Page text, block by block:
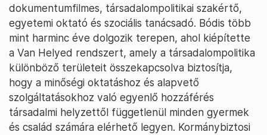
dokumentumfilmes, társadalompolitikai szakértő,
egyetemi oktató és szociális tanácsadó. Bódis több
mint harminc éve dolgozik terepen, ahol kiépítette
a Van Helyed rendszert, amely a társadalompolitika
különböző területeit összekapcsolva biztosítja,
hogy a minőségi oktatáshoz és alapvető
szolgáltatásokhoz való egyenlő hozzáférés
társadalmi helyzettől függetlenül minden gyermek
és család számára elérhető legyen. Kormánybiztosi